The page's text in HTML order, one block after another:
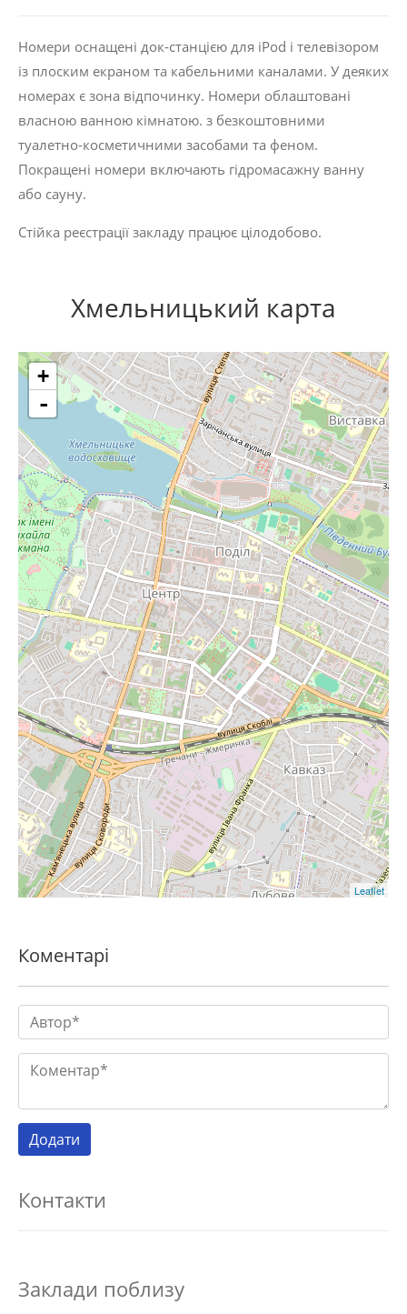
Номери оснащені док-станцією для iPod і телевізором
із плоским екраном та кабельними каналами. У деяких
номерах є зона відпочинку. Номери облаштовані
власною ванною кімнатою. з безкоштовними
туалетно-косметичними засобами та феном.
Покращені номери включають гідромасажну ванну
або сауну.
Стійка реєстрації закладу працює цілодобово.
Хмельницький карта
+
-
Leaflet
Коментарі
Контакти
Заклади поблизу